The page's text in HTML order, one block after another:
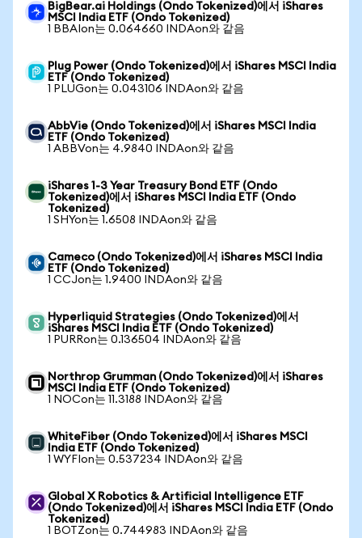
BigBear.ai Holdings (Ondo Tokenized)에서 iShares
MSCI India ETF (Ondo Tokenized)
1 BBAIon는 0.064660 INDAon와 같음
Plug Power (Ondo Tokenized)에서 iShares MSCI India
ETF (Ondo Tokenized)
1 PLUGon는 0.043106 INDAon와 같음
AbbVie (Ondo Tokenized)에서 iShares MSCI India
ETF (Ondo Tokenized)
1 ABBVon는 4.9840 INDAon와 같음
iShares 1-3 Year Treasury Bond ETF (Ondo
Tokenized)에서 iShares MSCI India ETF (Ondo
Tokenized)
1 SHYon는 1.6508 INDAon와 같음
Cameco (Ondo Tokenized)에서 iShares MSCI India
ETF (Ondo Tokenized)
1 CCJon는 1.9400 INDAon와 같음
Hyperliquid Strategies (Ondo Tokenized)에서
iShares MSCI India ETF (Ondo Tokenized)
1 PURRon는 0.136504 INDAon와 같음
Northrop Grumman (Ondo Tokenized)에서 iShares
MSCI India ETF (Ondo Tokenized)
1 NOCon는 11.3188 INDAon와 같음
WhiteFiber (Ondo Tokenized)에서 iShares MSCI
India ETF (Ondo Tokenized)
1 WYFIon는 0.537234 INDAon와 같음
Global X Robotics & Artificial Intelligence ETF
(Ondo Tokenized)에서 iShares MSCI India ETF (Ondo
Tokenized)
1 BOTZon는 0.744983 INDAon와 같음